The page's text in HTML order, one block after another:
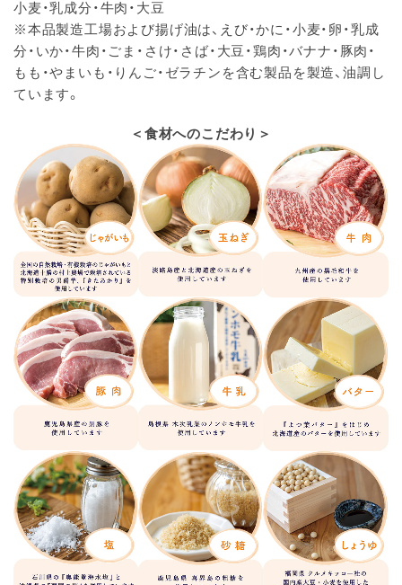
小麦・乳成分・牛肉・大豆
※本品製造工場および揚げ油は、えび・かに・小麦・卵・乳成
分・いか・牛肉・ごま・さけ・さば・大豆・鶏肉・バナナ・豚肉・
もも・やまいも・りんご・ゼラチンを含む製品を製造、油調し
ています。
＜食材へのこだわり＞